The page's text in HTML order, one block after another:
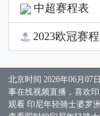
中超赛程表
2023欧冠赛
北京时间 2026年06月07
事在线视频直播，喜欢
观看 印尼年轻骑士婆罗